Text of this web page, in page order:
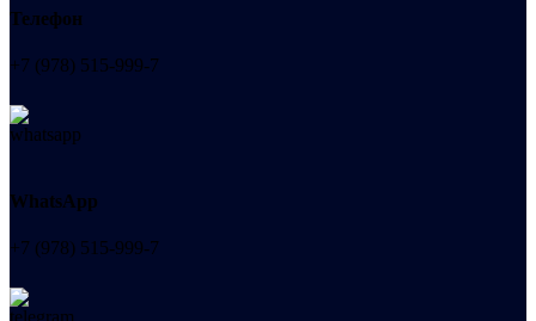
Телефон
+7 (978) 515-999-7
WhatsApp
+7 (978) 515-999-7